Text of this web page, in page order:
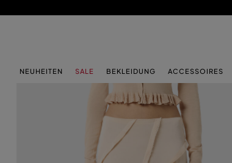
NEUHEITEN SALE BEKLEIDUNG ACCESSOIRES